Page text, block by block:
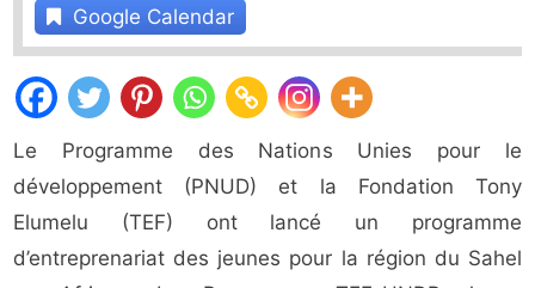
Google Calendar
Le Programme des Nations Unies pour le
développement (PNUD) et la Fondation Tony
Elumelu (TEF) ont lancé un programme
d’entreprenariat des jeunes pour la région du Sahel